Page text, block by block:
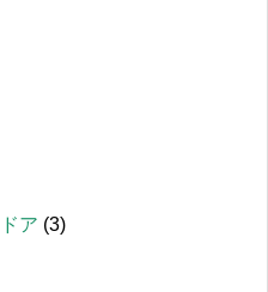
ア (3)